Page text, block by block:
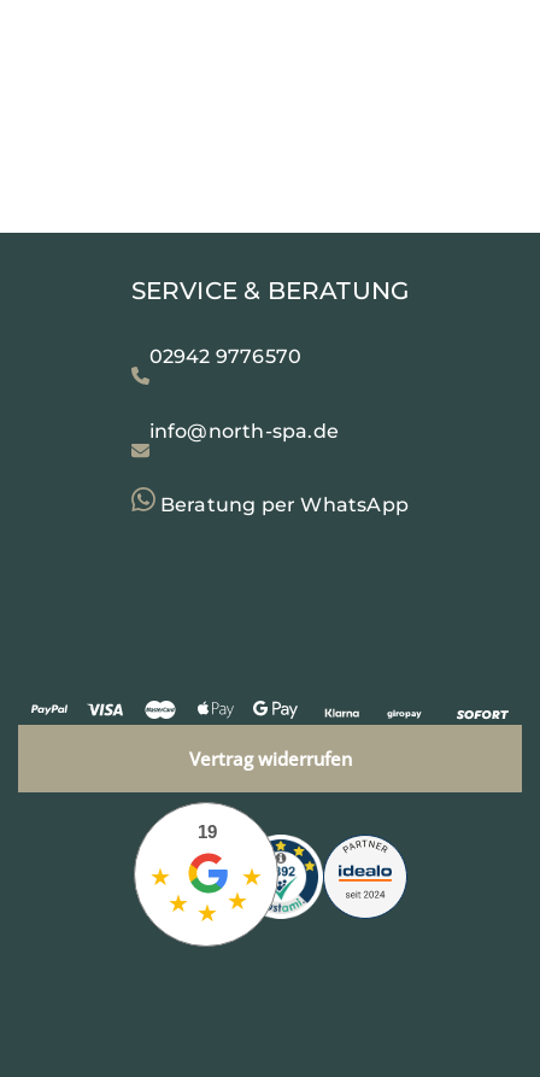
SERVICE & BERATUNG
02942 9776570
info@north-spa.de
Beratung per WhatsApp
Vertrag widerrufen
★
★ ★ ★
★
19